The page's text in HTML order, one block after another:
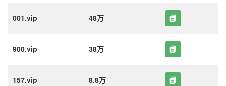
001.vip 48万
900.vip 38万
157.vip 8.8万